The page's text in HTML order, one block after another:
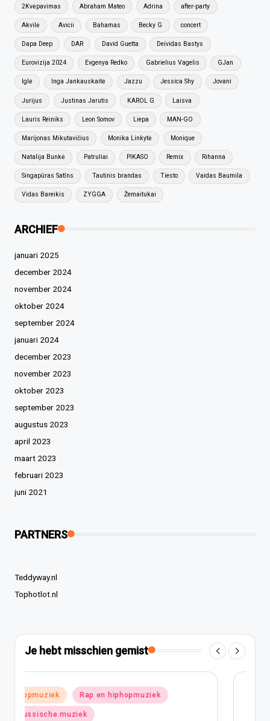
2Kvėpavimas Abraham Mateo Adrina after-party
Akvilė Avicii Bahamas Becky G concert
Dapa Deep DAR David Guetta Deividas Bastys
Eurovizija 2024 Evgenya Redko Gabrielius Vagelis GJan
Iglė Inga Jankauskaitė Jazzu Jessica Shy Jovani
Jurijus Justinas Jarutis KAROL G Laisva
Lauris Reiniks Leon Somov Liepa MAN-GO
Marijonas Mikutavičius Monika Linkytė Monique
Natalija Bunkė Patruliai PIKASO Remix Rihanna
Singapūras Satīns Tautinis brandas Tiesto Vaidas Baumila
Vidas Bareikis ZYGGA Žemaitukai
ARCHIEF
januari 2025
december 2024
november 2024
oktober 2024
september 2024
januari 2024
december 2023
november 2023
oktober 2023
september 2023
augustus 2023
april 2023
maart 2023
februari 2023
juni 2021
PARTNERS
Teddyway.nl
Tophotlot.nl
Je hebt misschien gemist
Geplaatst
in
Popmuziek Russische muziek